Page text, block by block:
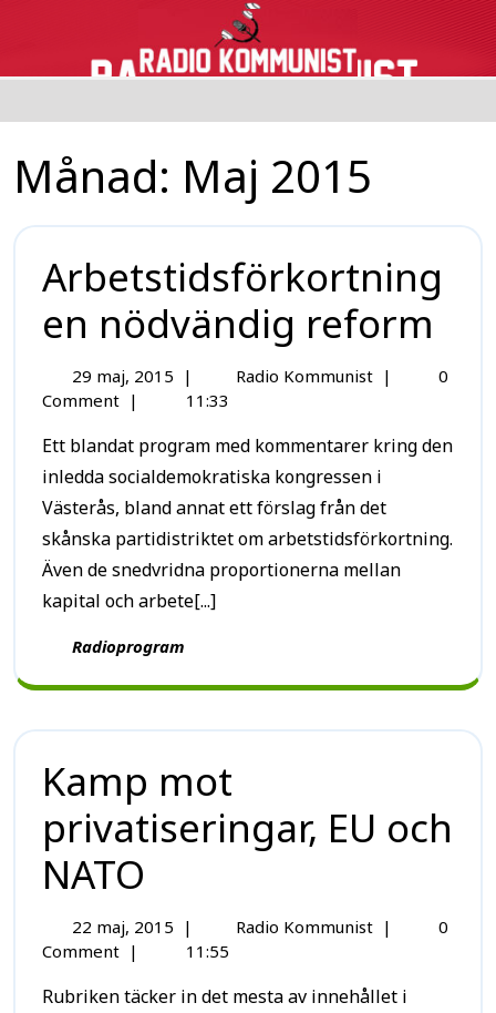
Månad: Maj 2015
Arbetstidsförkortning
en nödvändig reform
29 maj, 2015 | Radio Kommunist |
0
Comment | 11:33
Ett blandat program med kommentarer kring den
inledda socialdemokratiska kongressen i
Västerås, bland annat ett förslag från det
skånska partidistriktet om arbetstidsförkortning.
Även de snedvridna proportionerna mellan
kapital och arbete[...]
Radioprogram
Kamp mot
privatiseringar, EU och
NATO
22 maj, 2015 | Radio Kommunist |
0
Comment | 11:55
Rubriken täcker in det mesta av innehållet i